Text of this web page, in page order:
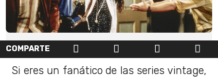
COMPARTE
Si eres un fanático de las series vintage,